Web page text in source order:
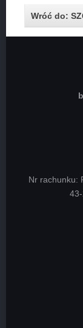
Wróć do:
Nr rachunku: